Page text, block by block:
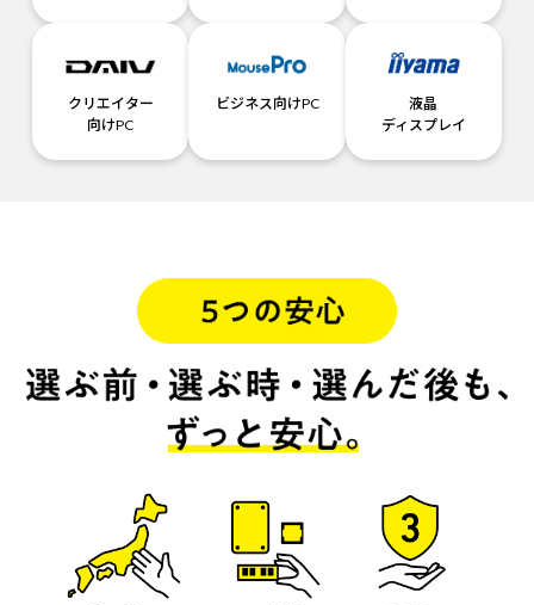
クリエイター
向けPC
ビジネス向けPC
液晶
ディスプレイ